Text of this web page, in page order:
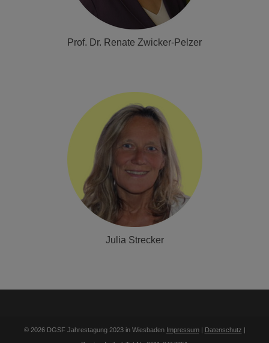
Prof. Dr. Renate Zwicker-Pelzer
Julia Strecker
© 2026 DGSF Jahrestagung 2023 in Wiesbaden Impressum| Datenschutz